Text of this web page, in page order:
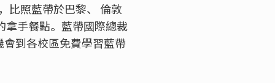
比照藍帶於巴黎、 倫敦
拿手餐點。藍帶國際總裁
到各校區免費學習藍帶